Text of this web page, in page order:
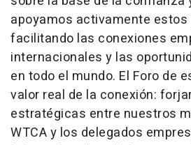
apoyamos activamente
facilitando las conexiones
internacionales y las
en todo el mundo. El Foro de
valor real de la conexión:
estratégicas entre nuestros
WTCA y los delegados